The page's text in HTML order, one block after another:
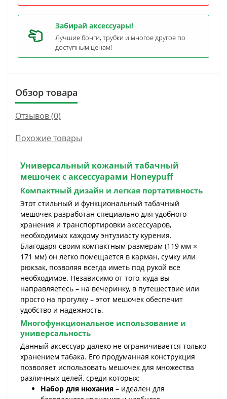
Забирай аксессуары!
Лучшие бонги, трубки и многое другое по
доступным ценам!
Обзор товара
Отзывов (0)
Похожие товары
Универсальный кожаный табачный
мешочек с аксессуарами Honeypuff
Компактный дизайн и легкая портативность
Этот стильный и функциональный табачный
мешочек разработан специально для удобного
хранения и транспортировки аксессуаров,
необходимых каждому энтузиасту курения.
Благодаря своим компактным размерам (119 мм ×
171 мм) он легко помещается в карман, сумку или
рюкзак, позволяя всегда иметь под рукой все
необходимое. Независимо от того, куда вы
направляетесь – на вечеринку, в путешествие или
просто на прогулку – этот мешочек обеспечит
удобство и надежность.
Многофункциональное использование и
универсальность
Данный аксессуар далеко не ограничивается только
хранением табака. Его продуманная конструкция
позволяет использовать мешочек для множества
различных целей, среди которых:
Набор для нюхания – идеален для